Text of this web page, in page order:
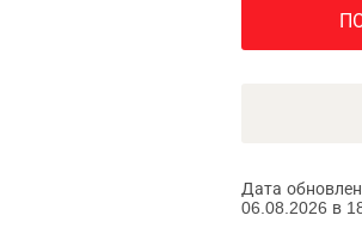
Дата
06.08.2026 в